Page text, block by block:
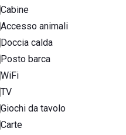
Cabine
Accesso animali
Doccia calda
Posto barca
WiFi
TV
Giochi da tavolo
Carte